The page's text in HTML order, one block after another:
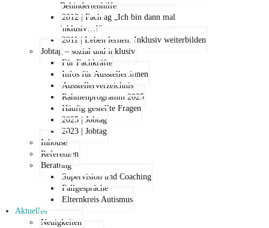
Behindertenhilfe
2012 | Fachtag „Ich bin dann mal
inklusiv…!“
2011 | Leben lernen: Inklusiv weiterbilden
Jobtag – sozial und inklusiv
Für Fachkräfte
Infos für Aussteller:innen
Ausstellerverzeichnis
Rahmenprogramm 2025
Häufig gestellte Fragen
2025 | Jobtag
2023 | Jobtag
Inhouse
Referenzen
Beratung
Supervision und Coaching
Fallgespräche
Elternkreis Autismus
Aktuelles
Neuigkeiten